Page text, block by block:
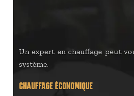
Un expert en chauffage peut
système.
CHAUFFAGE ÉCONOMIQUE